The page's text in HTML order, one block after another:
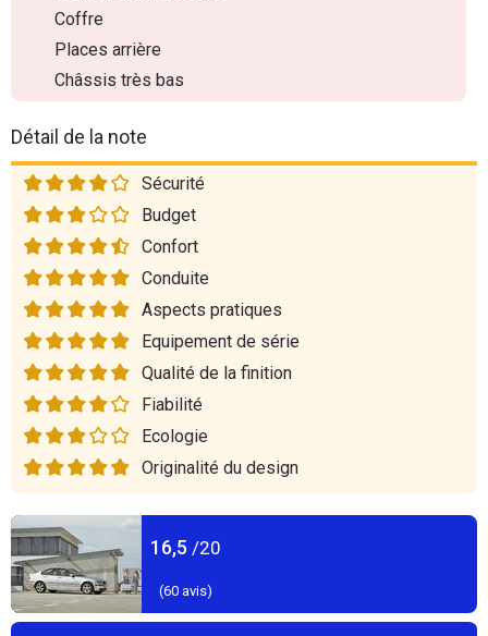
Coffre
Places arrière
Châssis très bas
Détail de la note
Sécurité
Budget
Confort
Conduite
Aspects pratiques
Equipement de série
Qualité de la finition
Fiabilité
Ecologie
Originalité du design
16,5 /20
(60 avis)